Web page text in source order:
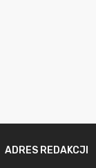
ADRES REDAKCJI